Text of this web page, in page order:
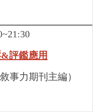
評鑑應用
事力期刊主編）